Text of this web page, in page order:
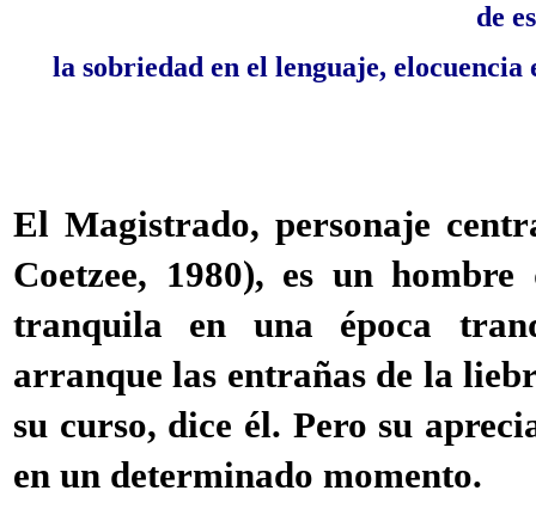
de
la sobriedad en el lenguaje,
El Magistrado, personaje
Coetzee, 1980), es un
tranquila en una época
arranque las entrañas de la
su curso, dice él. Pero su
en un determinado momento.